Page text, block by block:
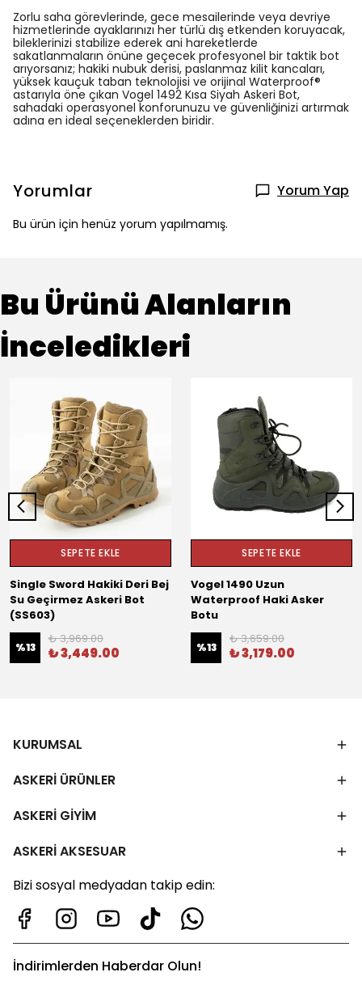
Zorlu saha görevlerinde, gece mesailerinde veya devriye
hizmetlerinde ayaklarınızı her türlü dış etkenden koruyacak,
bileklerinizi stabilize ederek ani hareketlerde
sakatlanmaların önüne geçecek profesyonel bir taktik bot
arıyorsanız; hakiki nubuk derisi, paslanmaz kilit kancaları,
yüksek kauçuk taban teknolojisi ve orijinal Waterproof®
astarıyla öne çıkan Vogel 1492 Kısa Siyah Askeri Bot,
sahadaki operasyonel konforunuzu ve güvenliğinizi artırmak
adına en ideal seçeneklerden biridir.
Yorumlar Yorum Yap
Bu ürün için henüz yorum yapılmamış.
Bu Ürünü Alanların
İnceledikleri
SEPETE EKLE
Single Sword Hakiki Deri Bej
Su Geçirmez Askeri Bot
(SS603)
%13
₺ 3,969.00
₺ 3,449.00
SEPETE EKLE
Vogel 1490 Uzun
Waterproof Haki Asker
Botu
%13
₺ 3,659.00
₺ 3,179.00
KURUMSAL
ASKERİ ÜRÜNLER
ASKERİ GİYİM
ASKERİ AKSESUAR
Bizi sosyal medyadan takip edin:
İndirimlerden Haberdar Olun!